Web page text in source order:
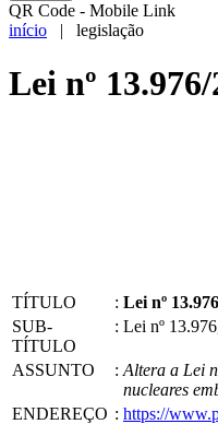
QR Code - Mobile Link
início | legislação
Lei nº
TÍTULO : Lei nº
SUB-
TÍTULO
: Lei nº
ASSUNTO : Altera a Lei
nucleares
ENDEREÇO : https://